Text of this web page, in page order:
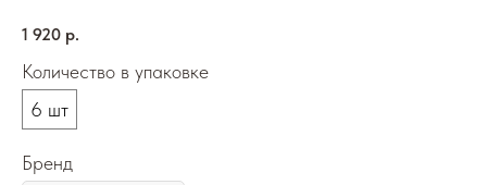
1 920 р.
Количество в упаковке
6 шт
Бренд